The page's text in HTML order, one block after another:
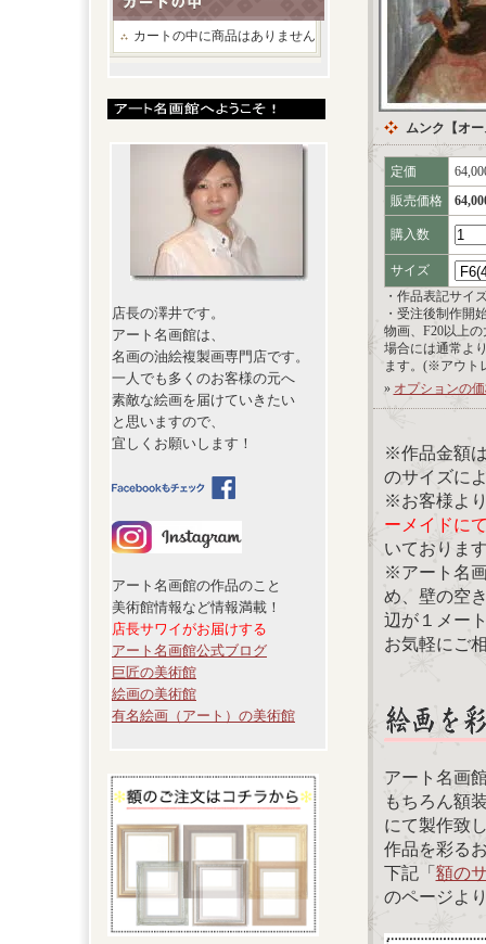
カートの中に商品はありません
店長の澤井です。
アート名画館は、
名画の油絵複製画専門店です。
一人でも多くのお客様の元へ
素敵な絵画を届けていきたい
と思いますので、
宜しくお願いします！
アート名画館の作品のこと
美術館情報など情報満載！
店長サワイがお届けする
アート名画館公式ブログ
巨匠の美術館
絵画の美術館
有名絵画（アート）の美術館
ムンク【オ
定価
販売価格
購入数
サイズ
・作品表記サイ
・受注後制作開
物画、F20以上
場合には通常よ
ます。(※アウト
» オプションの
※作品金額
のサイズに
※お客様よ
ーメイドに
いておりま
※アート名
め、壁の空
辺が１メー
お気軽にご
アート名画
もちろん額
にて製作致
作品を彩る
下記「額の
のページよ